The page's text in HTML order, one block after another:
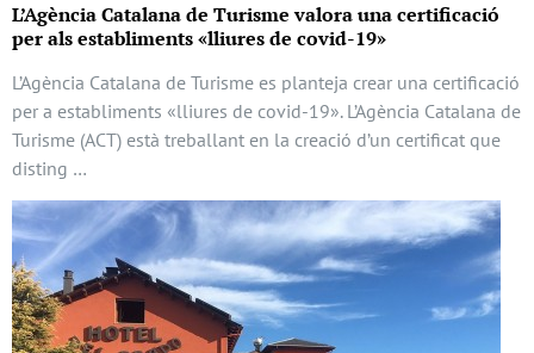
L’Agència Catalana de Turisme valora una certificació
per als establiments «lliures de covid-19»
L’Agència Catalana de Turisme es planteja crear una certificació
per a establiments «lliures de covid-19». L’Agència Catalana de
Turisme (ACT) està treballant en la creació d’un certificat que
disting …